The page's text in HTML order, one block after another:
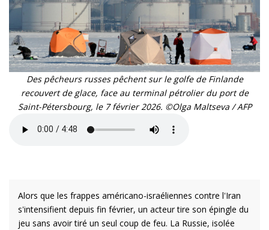
Des pêcheurs russes pêchent sur le golfe de Finlande
recouvert de glace, face au terminal pétrolier du port de
Saint-Pétersbourg, le 7 février 2026. ©Olga Maltseva / AFP
Alors que les frappes américano-israéliennes contre l'Iran
s'intensifient depuis fin février, un acteur tire son épingle du
jeu sans avoir tiré un seul coup de feu. La Russie, isolée